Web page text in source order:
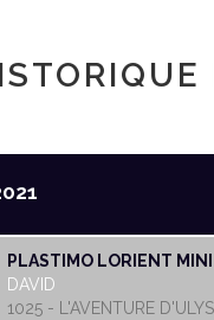
PLASTIMO LORIENT
DAVID
1025 - L'AVENTURE